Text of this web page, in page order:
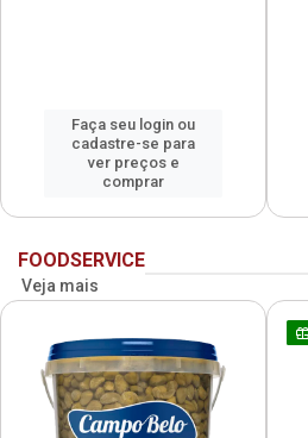
Faça seu login ou
cadastre-se para
ver preços e
comprar
FOODSERVICE
Veja mais